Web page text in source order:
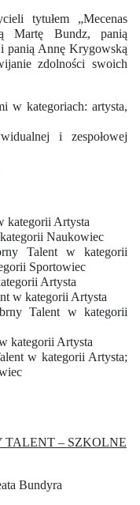
tytułem „Mecenas
Martę Bundz, panią
panią Annę Krygowską
zdolności swoich
w kategoriach: artysta,
i zespołowej
kategorii Artysta
Naukowiec
Talent w kategorii
Sportowiec
Artysta
w kategorii Artysta
Talent w kategorii
kategorii Artysta
w kategorii Artysta;
TALENT – SZKOLNE
Bundyra